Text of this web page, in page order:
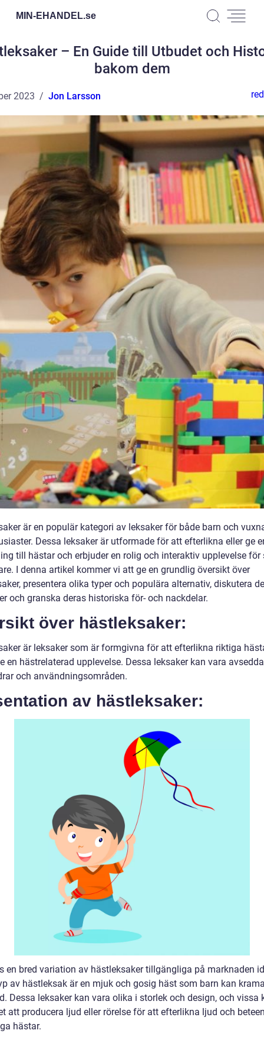
MIN-EHANDEL.se
– En Guide till Utbudet och
bakom dem
2023 Jon Larsson
är en populär kategori av leksaker för både barn och
Dessa leksaker är utformade för att efterlikna eller ge
till hästar och erbjuder en rolig och interaktiv upplevelse för
I denna artikel kommer vi att ge en grundlig översikt över
presentera olika typer och populära alternativ, diskutera
och granska deras historiska för- och nackdelar.
över hästleksaker:
är leksaker som är formgivna för att efterlikna riktiga
en hästrelaterad upplevelse. Dessa leksaker kan vara
och användningsområden.
av hästleksaker:
en bred variation av hästleksaker tillgängliga på marknaden
av hästleksak är en mjuk och gosig häst som barn kan
Dessa leksaker kan vara olika i storlek och design, och vissa
att producera ljud eller rörelse för att efterlikna ljud och
hästar.